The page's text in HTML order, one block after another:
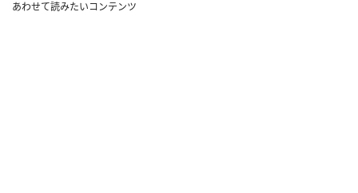
あわせて読みたいコンテンツ